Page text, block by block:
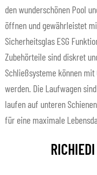
den wunderschönen Pool
öffnen und gewährleistet
Sicherheitsglas ESG
Zubehörteile sind diskret
Schließsysteme können
werden. Die Laufwagen
laufen auf unteren
für eine maximale